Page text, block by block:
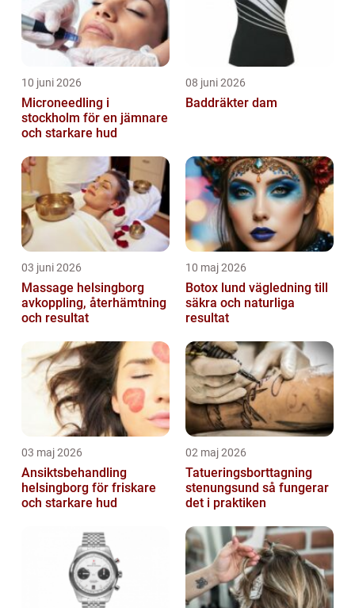
10 juni 2026
Microneedling i
stockholm för en jämnare
och starkare hud
08 juni 2026
Baddräkter dam
03 juni 2026
Massage helsingborg
avkoppling, återhämtning
och resultat
10 maj 2026
Botox lund vägledning till
säkra och naturliga
resultat
03 maj 2026
Ansiktsbehandling
helsingborg för friskare
och starkare hud
02 maj 2026
Tatueringsborttagning
stenungsund så fungerar
det i praktiken